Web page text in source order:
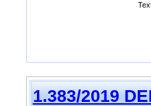
1.383/2019